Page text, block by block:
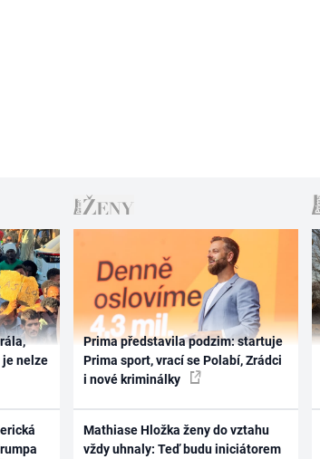
nelze
Prima představila podzim: startuje
Prima sport, vrací se Polabí, Zrádci
i nové kriminálky
Mathiase Hložka ženy do vztahu
vždy uhnaly: Teď budu iniciátorem